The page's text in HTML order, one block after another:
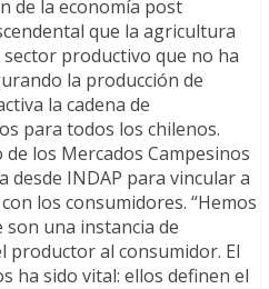
de la economía post
que la agricultura
productivo que no ha
la producción de
la cadena de
para todos los chilenos.
los Mercados Campesinos
desde INDAP para vincular a
los consumidores. “Hemos
una instancia de
productor al consumidor. El
ha sido vital: ellos definen el